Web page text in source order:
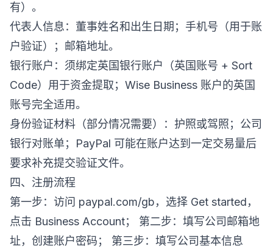
有）。
代表人信息：董事姓名和出生日期；手机号（用于账
户验证）；邮箱地址。
银行账户：须绑定英国银行账户（英国账号 + Sort
Code）用于资金提取；Wise Business 账户的英国
账号完全适用。
身份验证材料（部分情况需要）：护照或驾照；公司
银行对账单；PayPal 可能在账户达到一定交易量后
要求补充提交验证文件。
四、注册流程
第一步：访问 paypal.com/gb，选择 Get started，
点击 Business Account； 第二步：填写公司邮箱地
址，创建账户密码； 第三步：填写公司基本信息